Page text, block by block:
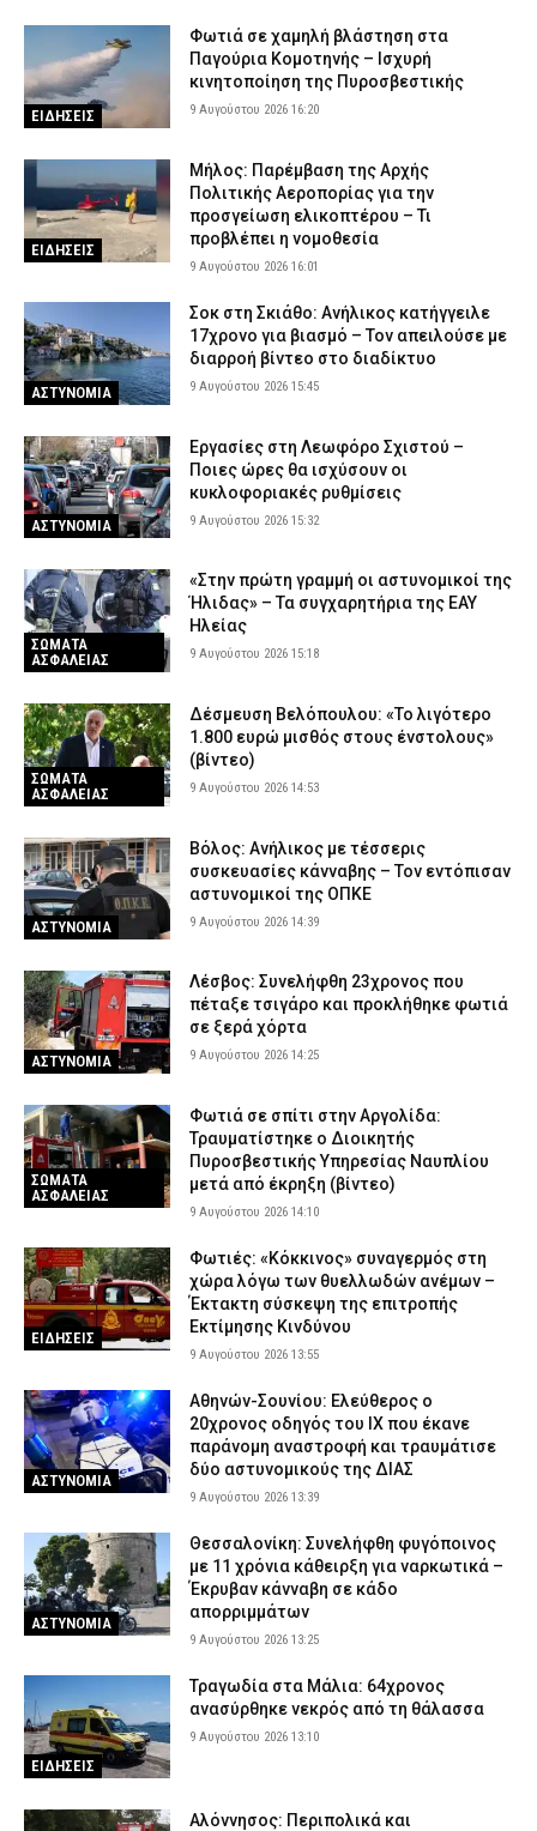
400 γραμμάρια κάνναβης, ζυγαριά και χάπια σε σπίτι
ΑΣΤΥΝΟΜΙΑ 9 Αυγούστου 2026 09:10
Συναγερμός: Εξαφανίστηκε 31χρονος στην Έδεσσα
ΑΣΤΥΝΟΜΙΑ 9 Αυγούστου 2026 08:53
Αγρίνιο: Συνελήφθη μεθυσμένος οδηγός – Στο ΙΧ είχε γεμιστήρα
με επτά φυσίγγια
ΑΣΤΥΝΟΜΙΑ 9 Αυγούστου 2026 08:38
ΕΙΔΗΣΕΙΣ
Φωτιά σε χαμηλή βλάστηση στα
Παγούρια Κομοτηνής – Ισχυρή
κινητοποίηση της Πυροσβεστικής
9 Αυγούστου 2026 16:20
ΕΙΔΗΣΕΙΣ
Μήλος: Παρέμβαση της Αρχής
Πολιτικής Αεροπορίας για την
προσγείωση ελικοπτέρου – Τι
προβλέπει η νομοθεσία
9 Αυγούστου 2026 16:01
ΑΣΤΥΝΟΜΙΑ
Σοκ στη Σκιάθο: Ανήλικος κατήγγειλε
17χρονο για βιασμό – Τον απειλούσε με
διαρροή βίντεο στο διαδίκτυο
9 Αυγούστου 2026 15:45
ΑΣΤΥΝΟΜΙΑ
Εργασίες στη Λεωφόρο Σχιστού –
Ποιες ώρες θα ισχύσουν οι
κυκλοφοριακές ρυθμίσεις
9 Αυγούστου 2026 15:32
ΣΩΜΑΤΑ
ΑΣΦΑΛΕΙΑΣ
«Στην πρώτη γραμμή οι αστυνομικοί της
Ήλιδας» – Τα συγχαρητήρια της ΕΑΥ
Ηλείας
9 Αυγούστου 2026 15:18
ΣΩΜΑΤΑ
ΑΣΦΑΛΕΙΑΣ
Δέσμευση Βελόπουλου: «Το λιγότερο
1.800 ευρώ μισθός στους ένστολους»
(βίντεο)
9 Αυγούστου 2026 14:53
ΑΣΤΥΝΟΜΙΑ
Βόλος: Ανήλικος με τέσσερις
συσκευασίες κάνναβης – Τον εντόπισαν
αστυνομικοί της ΟΠΚΕ
9 Αυγούστου 2026 14:39
ΑΣΤΥΝΟΜΙΑ
Λέσβος: Συνελήφθη 23χρονος που
πέταξε τσιγάρο και προκλήθηκε φωτιά
σε ξερά χόρτα
9 Αυγούστου 2026 14:25
ΣΩΜΑΤΑ
ΑΣΦΑΛΕΙΑΣ
Φωτιά σε σπίτι στην Αργολίδα:
Τραυματίστηκε o Διοικητής
Πυροσβεστικής Υπηρεσίας Ναυπλίου
μετά από έκρηξη (βίντεο)
9 Αυγούστου 2026 14:10
ΕΙΔΗΣΕΙΣ
Φωτιές: «Κόκκινος» συναγερμός στη
χώρα λόγω των θυελλωδών ανέμων –
Έκτακτη σύσκεψη της επιτροπής
Εκτίμησης Κινδύνου
9 Αυγούστου 2026 13:55
ΑΣΤΥΝΟΜΙΑ
Αθηνών-Σουνίου: Ελεύθερος ο
20χρονος οδηγός του ΙΧ που έκανε
παράνομη αναστροφή και τραυμάτισε
δύο αστυνομικούς της ΔΙΑΣ
9 Αυγούστου 2026 13:39
ΑΣΤΥΝΟΜΙΑ
Θεσσαλονίκη: Συνελήφθη φυγόποινος
με 11 χρόνια κάθειρξη για ναρκωτικά –
Έκρυβαν κάνναβη σε κάδο
απορριμμάτων
9 Αυγούστου 2026 13:25
ΕΙΔΗΣΕΙΣ
Τραγωδία στα Μάλια: 64χρονος
ανασύρθηκε νεκρός από τη θάλασσα
9 Αυγούστου 2026 13:10
Αλόννησος: Περιπολικά και